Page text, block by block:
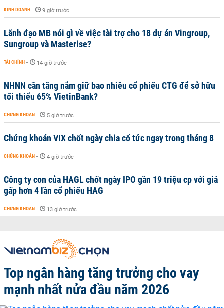
KINH DOANH - 9 giờ trước
Lãnh đạo MB nói gì về việc tài trợ cho 18 dự án Vingroup,
Sungroup và Masterise?
TÀI CHÍNH - 14 giờ trước
NHNN cần tăng nắm giữ bao nhiêu cổ phiếu CTG để sở hữu
tối thiểu 65% VietinBank?
CHỨNG KHOÁN - 5 giờ trước
Chứng khoán VIX chốt ngày chia cổ tức ngay trong tháng 8
CHỨNG KHOÁN - 4 giờ trước
Công ty con của HAGL chốt ngày IPO gần 19 triệu cp với giá
gấp hơn 4 lần cổ phiếu HAG
CHỨNG KHOÁN - 13 giờ trước
Top ngân hàng tăng trưởng cho vay
mạnh nhất nửa đầu năm 2026